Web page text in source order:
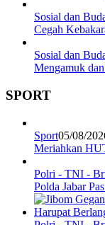
Sosial dan
Cegah
Sosial dan
Mengamuk
SPORT
Sport05/08/
Meriahkan
Polri - TNI -
Polda Jabar